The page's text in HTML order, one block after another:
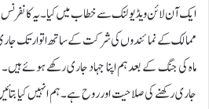
ماہ کی جنگ کے بعد ہم اپنا جہاد جاری رکھے ہوئے